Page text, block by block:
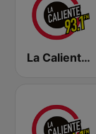
La Caliente 93.1 FM | Reynosa